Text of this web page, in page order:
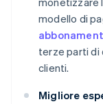
modello di
terze parti di
clienti.
Migliore